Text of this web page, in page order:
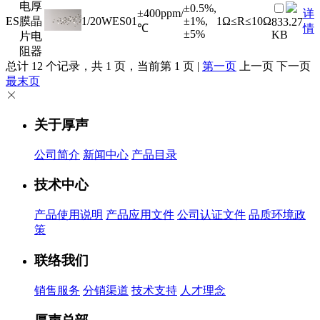
ES
电厚
膜晶
片电
阻器
1/20WES01
±400ppm/
℃
±0.5%,
±1%,
±5%
1Ω≤R≤10Ω833.27
KB
详
情
总计 12 个记录，共 1 页，当前第 1 页 | 第一页 上一页 下一页
最末页
关于厚声
公司简介 新闻中心 产品目录
技术中心
产品使用说明 产品应用文件 公司认证文件 品质环境政
策
联络我们
销售服务 分销渠道 技术支持 人才理念